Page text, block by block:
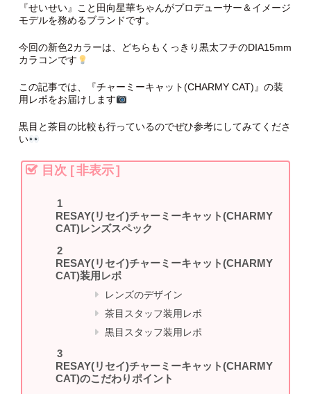
『せいせい』こと田向星華ちゃんがプロデューサー＆イメージ
モデルを務めるブランドです。
今回の新色2カラーは、どちらもくっきり黒太フチのDIA15mm
カラコンです
この記事では、『チャーミーキャット(CHARMY CAT)』の装
用レポをお届けします
黒目と茶目の比較も行っているのでぜひ参考にしてみてくださ
い
目次 [非表示]
RESAY(リセイ)チャーミーキャット(CHARMY
CAT)レンズスペック
RESAY(リセイ)チャーミーキャット(CHARMY
CAT)装用レポ
レンズのデザイン
茶目スタッフ装用レポ
黒目スタッフ装用レポ
RESAY(リセイ)チャーミーキャット(CHARMY
CAT)のこだわりポイント